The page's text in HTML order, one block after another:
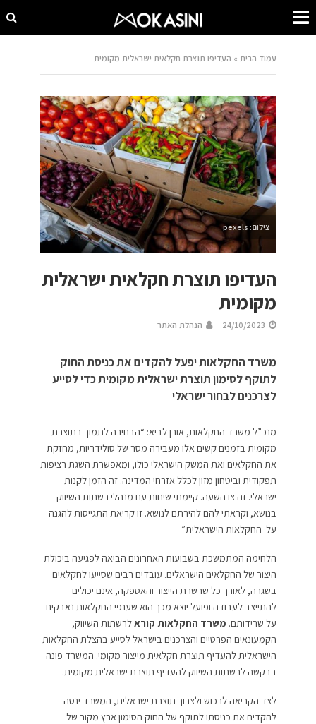
עמוד הבית » העדיפו תוצרת חקלאית ישראלית מקומית
צילום: pexels
העדיפו תוצרת חקלאית ישראלית
מקומית
24/10/2023 הנהלת האתר
משרד החקלאות יפעל להקדים את כניסת החוק
לתוקף לסימון תוצרת ישראלית מקומית כדי לסייע
לצרכנים לבחור ישראלי
מנכ”ל משרד החקלאות, אורן לביא: “הבחירה לתמוך בתוצרת
מקומית בזמנים קשים אלו מעבירה מסר של סולידריות, מחזקת
את החקלאים ואת המשק הישראלי כולו, ומאפשרת השגת רציפות
תפקודית וביטחון מזון לכלל אזרחי המדינה. זה הזמן לקנות
ישראלי. זה צו השעה. קיימתי שיחות עם מנהלי רשתות השיווק
בנושא, וקראתי להם להירתם לנושא. זו קריאת התגייסות להגנה
על החקלאות הישראלית”
הלחימה המתמשכת בשבועות האחרונים הביאה לפגיעה ביכולת
היצור של החקלאים הישראלים. עובדים רבים שסייעו לחקלאים
בשגרה, לאורך כל שרשרת הייצור והאספקה, אינם יכולים
להתייצב לעבודה ופועל יוצא מכך הוא שענפי החקלאות נאבקים
על שרידותם. משרד החקלאות קוראלרשתות השיווק,
הקמעונאים הפרטיים והצרכנים בישראל לסייע בהצלת החקלאות
הישראלית להעדיף תוצרת חקלאית מייצור מקומי. המשרד פונה
בבקשה לרשתות השיווק להעדיף תוצרת ישראלית מקומית.
לצד הקריאה לרכוש ולצרוך תוצרת ישראלית, המשרד ינסה
להקדים את כניסתו לתוקף של החוק הסימון ארץ מקור של